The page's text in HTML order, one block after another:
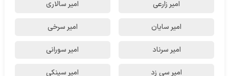
امیر زارعی امیر سالاری
امیر سایان امیر سرخی
امیر سرناد امیر سورانی
امیر سی زد امیر سینکی